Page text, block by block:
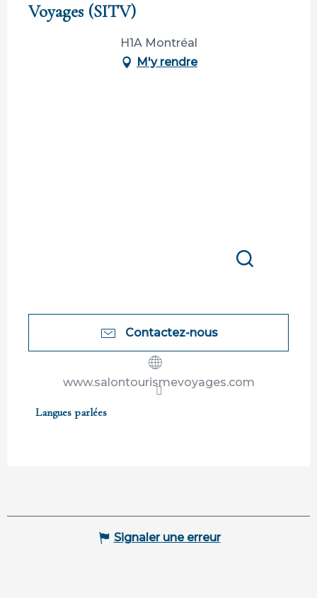
Voyages (SITV)
H1A Montréal
M'y rendre
Contactez-nous
www.salontourismevoyages.com
Langues parlées
Langues parlées
Signaler une erreur